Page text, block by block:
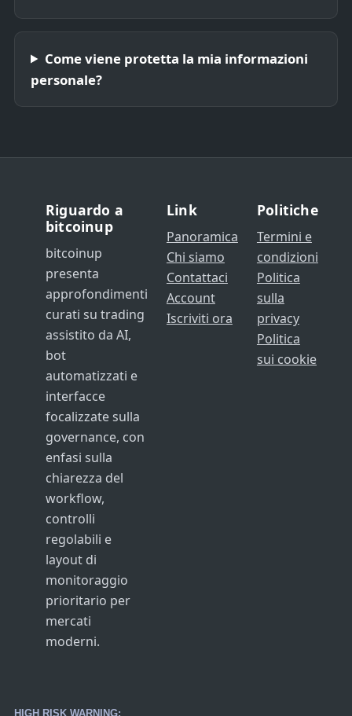
Come viene protetta la mia informazioni
personale?
Riguardo a
bitcoinup
bitcoinup
presenta
approfondimenti
curati su trading
assistito da AI,
bot
automatizzati e
interfacce
focalizzate sulla
governance, con
enfasi sulla
chiarezza del
workflow,
controlli
regolabili e
layout di
monitoraggio
prioritario per
mercati
moderni.
Link
Panoramica
Chi siamo
Contattaci
Account
Iscriviti ora
Politiche
Termini e
condizioni
Politica
sulla
privacy
Politica
sui cookie